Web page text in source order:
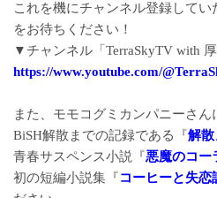
これを機にチャンネル登録して
をお待ちください！
▼チャンネル「TerraSkyTV with
https://www.youtube.com/
また、モモコグミカンパニーさん
BiSH解散までの記録である『解散
青春サスペンス小説『悪魔のコー
初の短編小説集『コーヒーと失恋